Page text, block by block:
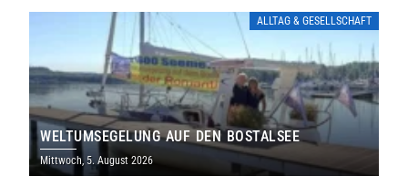
ALLTAG & GESELLSCHAFT
WELTUMSEGELUNG AUF DEN BOSTALSEE
Mittwoch, 5. August 2026